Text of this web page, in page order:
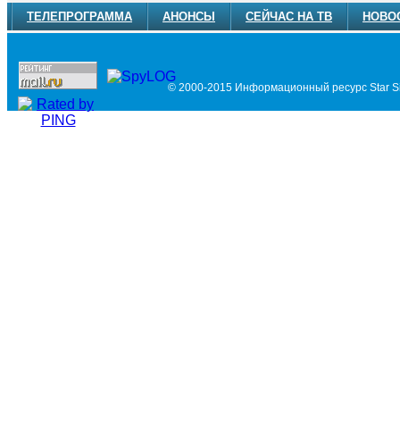
ТЕЛЕПРОГРАММА АНОНСЫ СЕЙЧАС НА ТВ
© 2000-2015 Информационный ресурс Star